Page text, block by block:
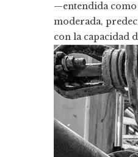
—entendida
moderada,
con la capacidad